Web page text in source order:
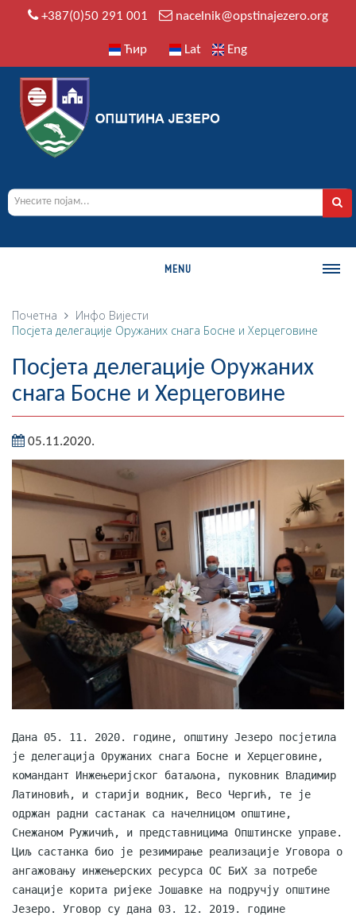
+387(0)50 291 001 nacelnik@opstinajezero.org
Ћир Lat Eng
MENU
О ОПШТИНИ
Историја
Географија
Насељена мјеста
Занимљивости
Фотогалерија
НАЧЕЛНИК
О Начелнику
Замјеник начелника
Извјештај о раду начелника
СКУПШТИНА
Статут Општине
Скупштинско вијеће општине језеро
Састав Скупштине
Службени Гласници
ОПШТИНСКА УПРАВА
ИНФО
Вијести
Почетна Инфо Вијести
Посјета делегације Оружаних снага Босне и Херцеговине
Посјета делегације Оружаних
снага Босне и Херцеговине
05.11.2020.
Дана 05. 11. 2020. године, општину Језеро посјетила
је делегација Оружаних снага Босне и Херцеговине,
командант Инжењеријског батаљона, пуковник Владимир
Латиновић, и старији водник, Весо Чергић, те је
одржан радни састанак са начелницом општине,
Снежаном Ружичић, и представницима Општинске управе.
Циљ састанка био је резимирање реализације Уговора о
ангажовању инжењерских ресурса ОС БиХ за потребе
санације корита ријеке Јошавке на подручју општине
Језеро. Уговор су дана 03. 12. 2019. године